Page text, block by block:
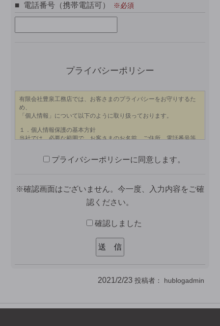
電話番号（携帯電話可）
プライバシーポリシー
プライバシーポリシーに同意します。
※確認画面はございません。今一度、入力内容をご確
認ください。
確認しました
2021/2/23 投稿者： hublogadmin